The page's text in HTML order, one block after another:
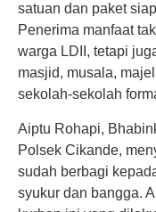
satuan dan paket
Penerima manfaat
warga LDII, tetapi
masjid, musala,
sekolah-sekolah
Aiptu Rohapi,
Polsek Cikande,
sudah berbagi
syukur dan bangga.